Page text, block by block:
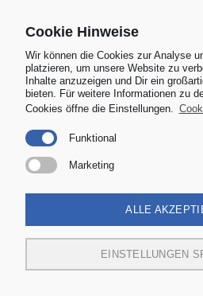
Name*
E-Mail-Adresse*
Website
Name, E-Mail-Adresse und
Browser für meinen nächsten
Captcha *
Cookie Hinweise
Wir können die Cookies zur Analyse
platzieren, um unsere Website zu
Inhalte anzuzeigen und Dir ein
bieten. Für weitere Informationen zu
Cookies öffne die Einstellungen.
Funktional
Marketing
ALLE
EINSTELLUNGEN